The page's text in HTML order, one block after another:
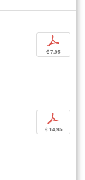
p
€ 7,95
p
€ 14,95